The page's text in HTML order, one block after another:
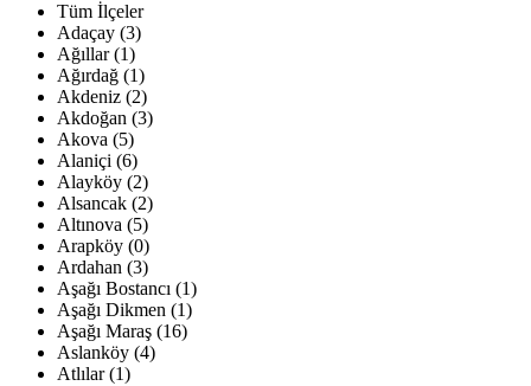
Tüm İlçeler
Adaçay (3)
Ağıllar (1)
Ağırdağ (1)
Akdeniz (2)
Akdoğan (3)
Akova (5)
Alaniçi (6)
Alayköy (2)
Alsancak (2)
Altınova (5)
Arapköy (0)
Ardahan (3)
Aşağı Bostancı (1)
Aşağı Dikmen (1)
Aşağı Maraş (16)
Aslanköy (4)
Atlılar (1)